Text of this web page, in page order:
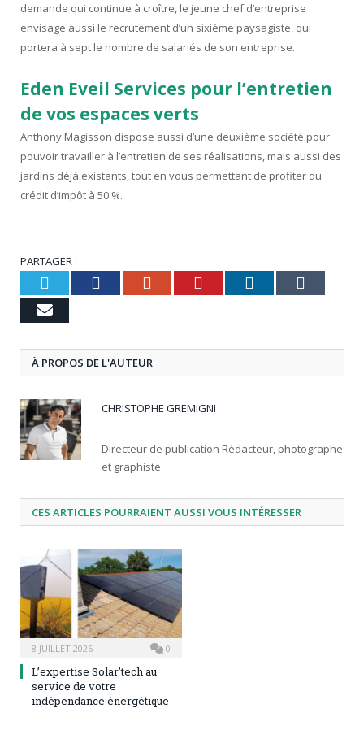
demande qui continue à croître, le jeune chef d’entreprise
envisage aussi le recrutement d’un sixième paysagiste, qui
portera à sept le nombre de salariés de son entreprise.
Eden Eveil Services pour l’entretien
de vos espaces verts
Anthony Magisson dispose aussi d’une deuxième société pour
pouvoir travailler à l’entretien de ses réalisations, mais aussi des
jardins déjà existants, tout en vous permettant de profiter du
crédit d’impôt à 50 %.
PARTAGER :
TwitterFacebookGoogle+Pinterest
LinkedIn
Email
À PROPOS DE L'AUTEUR
CHRISTOPHE GREMIGNI
Directeur de publication Rédacteur, photographe
et graphiste
CES ARTICLES POURRAIENT AUSSI VOUS INTÉRESSER
8 JUILLET 2026 0
L’expertise Solar’tech au
service de votre
indépendance énergétique